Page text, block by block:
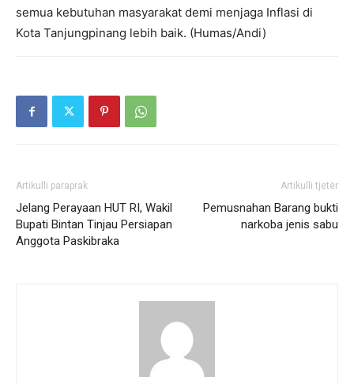
semua kebutuhan masyarakat demi menjaga Inflasi di
Kota Tanjungpinang lebih baik. (Humas/Andi)
Artikulli paraprak
Jelang Perayaan HUT RI, Wakil
Bupati Bintan Tinjau Persiapan
Anggota Paskibraka
Artikulli tjetër
Pemusnahan Barang bukti
narkoba jenis sabu